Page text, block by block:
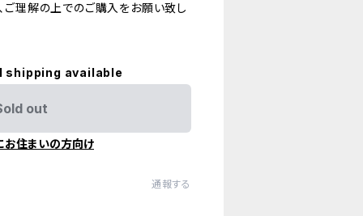
ご理解の上でのご購入をお願い致し
shipping available
out
お住まいの方向け
通報する